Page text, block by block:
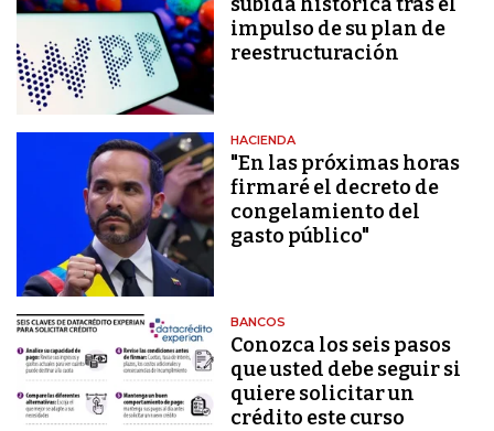
impulso de su plan de
reestructuración
HACIENDA
"En las próximas horas
firmaré el decreto de
congelamiento del
gasto público"
BANCOS
Conozca los seis pasos
que usted debe seguir si
quiere solicitar un
crédito este curso